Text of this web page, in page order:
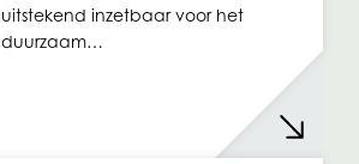
uitstekend inzetbaar voor het
duurzaam…